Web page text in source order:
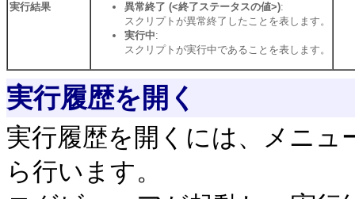
実行結果
異常終了 (<終了ステータスの値>):
スクリプトが異常終了したことを表します。
実行中:
スクリプトが実行中であることを表します。
実行履歴を開く
実行履歴を開くには、メニュ
ら行います。